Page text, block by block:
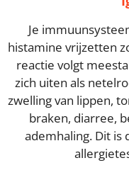
Je
histamine vrijzetten
reactie volgt
zich uiten als
zwelling van lippen,
braken, diarree,
ademhaling. Dit is